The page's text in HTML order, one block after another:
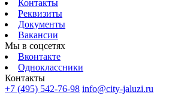
Контакты
Реквизиты
Документы
Вакансии
Мы в соцсетях
Вконтакте
Одноклассники
Контакты
+7 (495) 542-76-98 info@city-jaluzi.ru